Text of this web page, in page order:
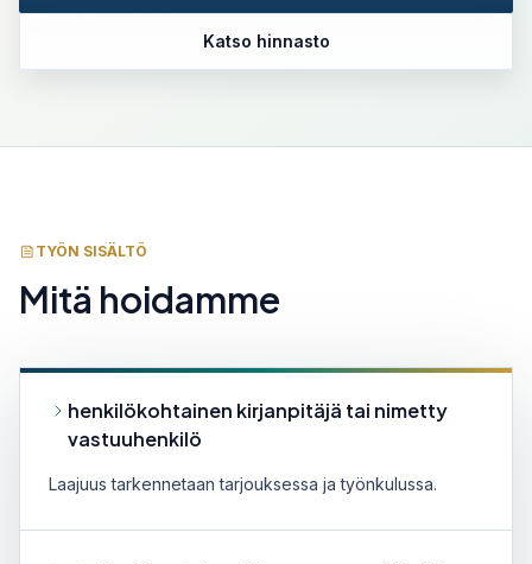
Katso hinnasto
TYÖN SISÄLTÖ
Mitä hoidamme
henkilökohtainen kirjanpitäjä tai nimetty
vastuuhenkilö
Laajuus tarkennetaan tarjouksessa ja työnkulussa.